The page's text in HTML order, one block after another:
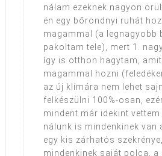
nálam ezeknek nagyon
én egy bőröndnyi ruhát
magammal (a legnagyobb
pakoltam tele), mert 1.
így is otthon hagytam,
magammal hozni
az új klímára nem lehet
felkészülni 100%-osan,
mindent már idekint vettem
nálunk is mindenkinek van
egy kis zárhatós
mindenkinek saját polca, a